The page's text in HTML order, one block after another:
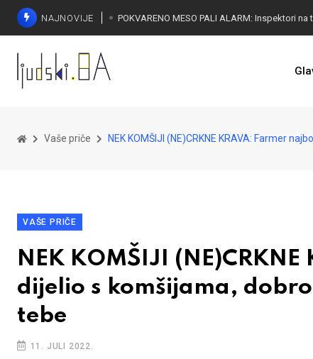
NAJNOVIJE
Vaše priče NEK KOMŠIJI (NE)CRKNE KRAVA: Farmer
VAŠE PRIČE
NEK KOMŠIJI
dijelio s komšijama,
tebe
11. JULI 2022.